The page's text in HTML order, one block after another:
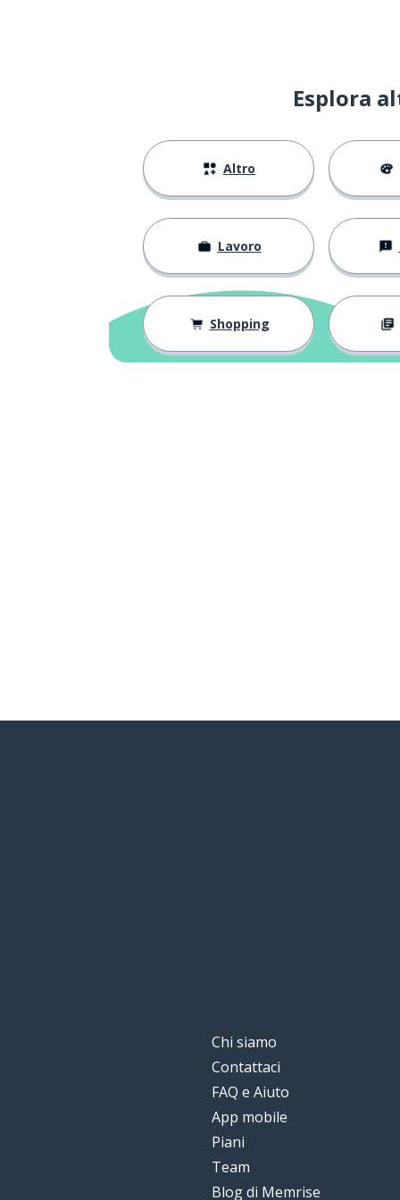
Esplora
Altro
Lavoro
Shopping
Chi siamo
Contattaci
FAQ e Aiuto
App mobile
Piani
Team
Blog di Memrise